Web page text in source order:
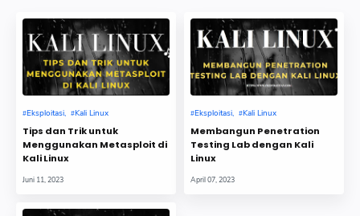
Eksploitasi Kali Linux
Tips dan Trik untuk
Menggunakan Metasploit di
Kali Linux
Juni 11, 2023
Eksploitasi Kali Linux
Membangun Penetration
Testing Lab dengan Kali
Linux
April 07, 2023